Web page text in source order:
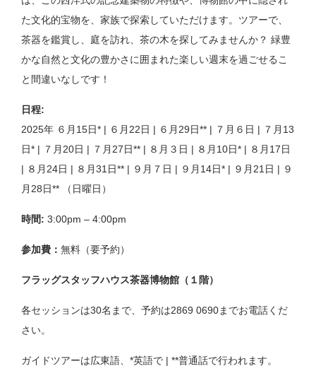
た文化的宝物を、家族で探索していただけます。ツアーで、
茶器を鑑賞し、庭を訪れ、茶の木を探してみませんか？ 緑豊
かな自然と文化の豊かさに囲まれた楽しい週末を過ごせるこ
と間違いなしです！
日程:
2025年 ６月15日* | ６月22日 | ６月29日** | ７月６日 | ７月13
日* | ７月20日 | ７月27日** | ８月３日 | ８月10日* | ８月17日
| ８月24日 | ８月31日** | ９月７日 | ９月14日* | ９月21日 | ９
月28日** （日曜日）
時間: 3:00pm – 4:00pm
参加費：無料（要予約）
フラッグスタッフハウス茶器博物館（１階）
各セッションは30名まで、予約は2869 0690までお電話くだ
さい。
ガイドツアーは広東語、*英語で | **普通話で行われます。